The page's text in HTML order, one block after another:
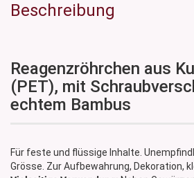
Beschreibung
Reagenzröhrchen aus
(PET), mit
echtem Bambus
Für feste und flüssige Inhalte.
Grösse. Zur Aufbewahrung, Dekoration,